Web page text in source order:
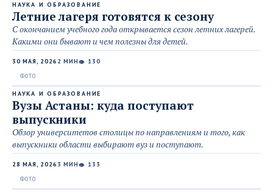
НАУКА И ОБРАЗОВАНИЕ
Летние лагеря готовятся к сезону
С окончанием учебного года открывается сезон летних лагерей.
Какими они бывают и чем полезны для детей.
30 МАЯ, 2026 2 МИН👁 130
НАУКА И ОБРАЗОВАНИЕ
Вузы Астаны: куда поступают
выпускники
Обзор университетов столицы по направлениям и того, как
выпускники области выбирают вуз и поступают.
28 МАЯ, 2026 3 МИН👁 133